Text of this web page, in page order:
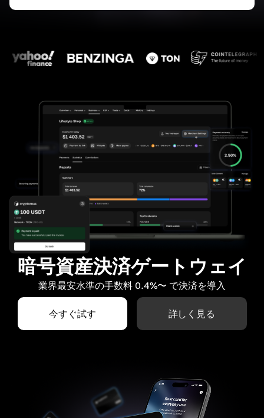
暗号資産決済ゲートウェイ
業界最安水準の手数料 0.4%〜 で決済を導入
今すぐ試す 詳しく見る